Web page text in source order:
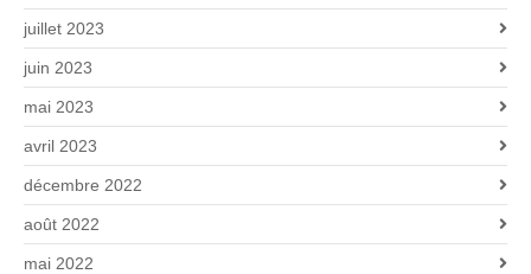
juillet 2023
juin 2023
mai 2023
avril 2023
décembre 2022
août 2022
mai 2022